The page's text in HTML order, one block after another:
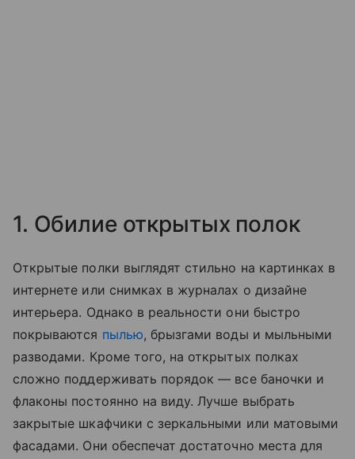
1. Обилие открытых полок
Открытые полки выглядят стильно на картинках в
интернете или снимках в журналах о дизайне
интерьера. Однако в реальности они быстро
покрываются пылью, брызгами воды и мыльными
разводами. Кроме того, на открытых полках
сложно поддерживать порядок — все баночки и
флаконы постоянно на виду. Лучше выбрать
закрытые шкафчики с зеркальными или матовыми
фасадами. Они обеспечат достаточно места для